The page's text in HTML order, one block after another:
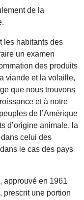
de la
les habitants des
un examen
des produits
viande et la volaille,
que nous trouvons
et à notre
de l’Amérique
d’origine animale, la
celui des
le cas des pays
, approuvé en 1961
prescrit une portion